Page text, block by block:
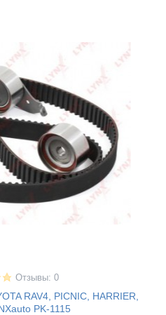
Отзывы: 0
RAV4, PICNIC, HARRIER,
PK-1115